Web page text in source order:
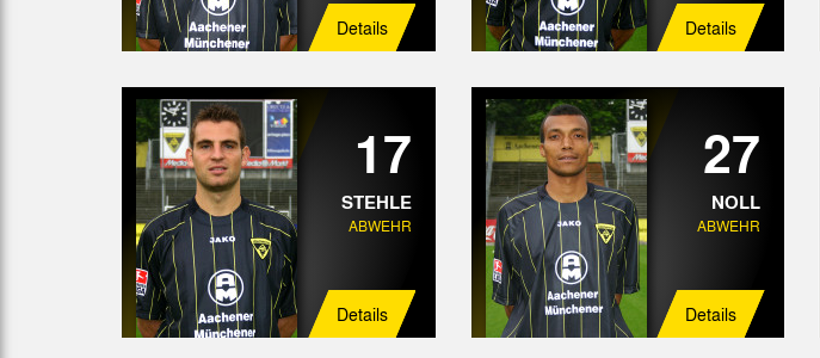
Details Details
17
STEHLE
ABWEHR
Details
27
NOLL
ABWEHR
Details